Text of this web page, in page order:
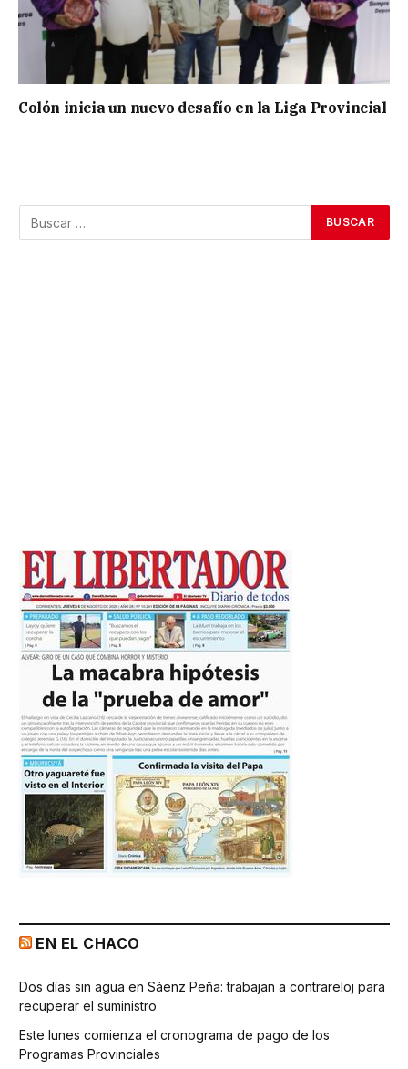
Colón inicia un nuevo desafío en la Liga Provincial
EN EL CHACO
Dos días sin agua en Sáenz Peña: trabajan a contrareloj para
recuperar el suministro
Este lunes comienza el cronograma de pago de los
Programas Provinciales